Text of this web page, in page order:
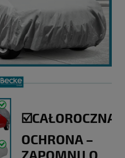
☑️CAŁOROCZNA
OCHRONA –
ZAPOMNIJ O